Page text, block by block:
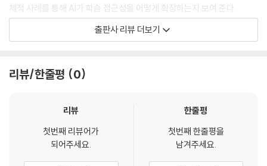
그러나 현장에서는 평가에서 다음과 같은 구조적 한계가 반복된다. 첫째,
교사의 시간과 인력 제약으로 인해 평가가 ‘간헐적’이고 ‘사후적’으로 이루
어지기 쉽다. 둘째, 검사 결과가 세부 기술 수준(예: 읽기 유창성의 오류 유
다리가 약하다. 셋째, 통합 학급 환경에서는 다양한 학습자(예: 장애 학생,
기반 평가와 학습 분석은 특수교육 평가의 핵심 문제인 빈도(자주), 즉시
성(빠르게), 세분성(정밀하게), 및 연결성(수업으로 이어지게)을 지원하
는 도구가 될 수 있다.
－06_“AI를 통한 특수교육 평가와 피드백의 혁신” 중에서
체적 사례를 통해 AI가 학습 접근성을 어떻게 확장하는지 보여 준다.
그러나 기술의 확장은 새로운 과제를 동반한다. 데이터 편향, 개인정보 보
호, 교사의 역할 변화, 그리고 인간적 돌봄의 축소 가능성 등은 반드시 해결
여전히 관계와 공감에 있으며, AI는 이를 보완하고 확장하는 도구일 뿐이
용적 교육 생태계를 구현하는 핵심 기반이 된다.
가. 기술과 인간이 함께할 때, 특수교육은 ‘보호’에서 ‘권리’로, ‘지원’에서
‘잠재력의 실현’으로 나아갈 수 있다.
출판사 리뷰 더보기
리뷰/한줄평 0
리뷰
첫번째 리뷰어가
되어주세요.
한줄평
첫번째 한줄평을
남겨주세요.